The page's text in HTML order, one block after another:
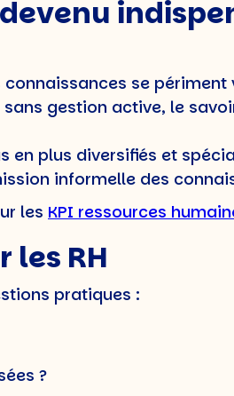
se périment
gestion active, le
en plus diversifiés et
informelle des
les KPI ressources
RH
pratiques :
?